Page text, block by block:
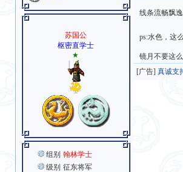
苏国公
枢密直学士
★
组别 翰林学士
级别 征东将军
线条流畅飘
ps:水色，这
镜月不要这
[广告] 真诚支